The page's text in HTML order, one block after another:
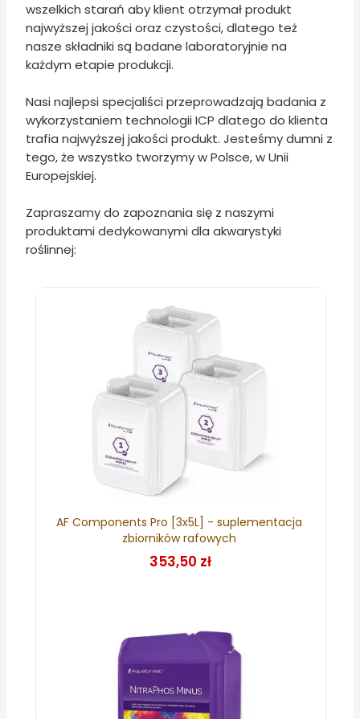
wszelkich starań aby klient otrzymał produkt
najwyższej jakości oraz czystości, dlatego też
nasze składniki są badane laboratoryjnie na
każdym etapie produkcji.
Nasi najlepsi specjaliści przeprowadzają badania z
wykorzystaniem technologii ICP dlatego do klienta
trafia najwyższej jakości produkt. Jesteśmy dumni z
tego, że wszystko tworzymy w Polsce, w Unii
Europejskiej.
Zapraszamy do zapoznania się z naszymi
produktami dedykowanymi dla akwarystyki
roślinnej:
AF Components Pro [3x5L] - suplementacja
zbiorników rafowych
353,50 zł